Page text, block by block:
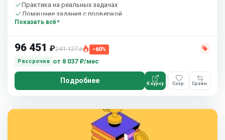
Практика на реальных задачах
Домашние задания с проверкой
Бесплатный пробный урок
Показать всё
96 451 ₽241 127₽
−60%
Рассрочка
от 8 037 ₽/мес
Подробнее К курсу Сохр. Сравн.